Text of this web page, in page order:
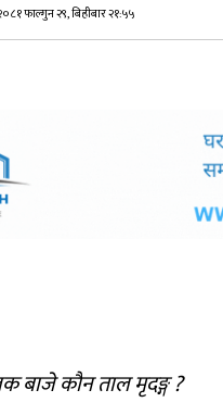
फाल्गुन २९, बिहीबार २१:५५
बाजे कौन ताल मृदङ्ग ?